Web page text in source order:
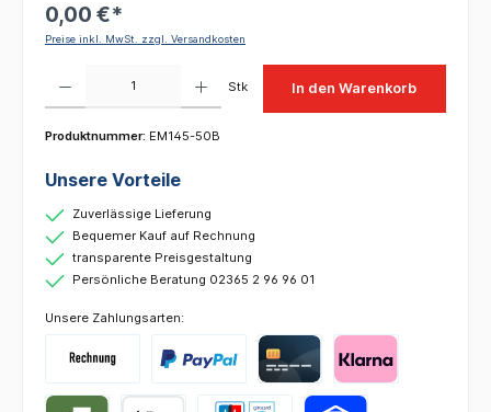
0,00 €*
Preise inkl. MwSt. zzgl. Versandkosten
Stk In den Warenkorb
Produktnummer: EM145-50B
Unsere Vorteile
Zuverlässige Lieferung
Bequemer Kauf auf Rechnung
transparente Preisgestaltung
Persönliche Beratung 02365 2 96 96 01
Unsere Zahlungsarten: